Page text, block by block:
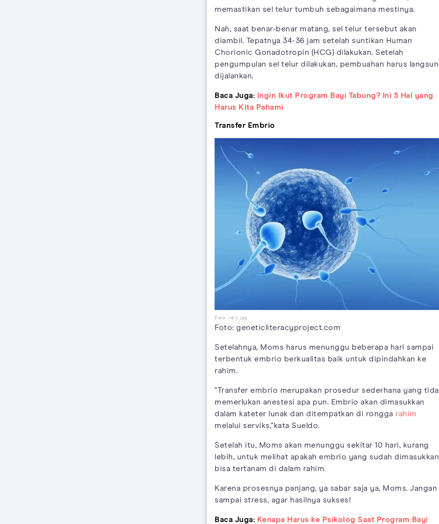
memastikan sel telur tumbuh sebagaimana mestinya.
Nah, saat benar-benar matang, sel telur tersebut akan
diambil. Tepatnya 34-36 jam setelah suntikan Human
Chorionic Gonadotropin (HCG) dilakukan. Setelah
pengumpulan sel telur dilakukan, pembuahan harus
dijalankan.
Baca Juga:
Ingin Ikut Program Bayi Tabung? Ini 5 Hal yang
Harus Kita Pahami
Transfer Embrio
Foto: ivf-1.jpg
Foto: geneticliteracyproject.com
Setelahnya, Moms harus menunggu beberapa hari sampai
terbentuk embrio berkualitas baik untuk dipindahkan ke
rahim.
"Transfer embrio merupakan prosedur sederhana yang
memerlukan anestesi apa pun. Embrio akan dimasukkan
dalam kateter lunak dan ditempatkan di rongga rahim
melalui serviks,"kata Sueldo.
Setelah itu, Moms akan menunggu sekitar 10 hari, kurang
lebih, untuk melihat apakah embrio yang sudah dimasukkan
bisa tertanam di dalam rahim.
Karena prosesnya panjang, ya sabar saja ya, Moms. Jangan
sampai stress, agar hasilnya sukses!
Baca Juga: Kenapa Harus ke Psikolog Saat Program Bayi